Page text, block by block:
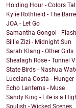
Holding Hour - Colors
Kylie Rothfield - The
JOA - Let Go
Samantha Gongol -
Billie Zizi - Midnight Sun
Sarah Klang - Other Girls
Shealagh Rose - Tunnel
State Birds - Nashua
Lucciana Costa - Hunger
Echo Lanterns - Muse
Sandy King - Life is a
Soulish - Wicked Scenes